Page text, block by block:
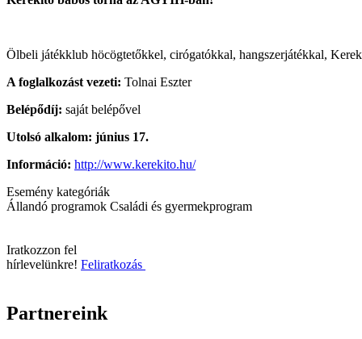
Ölbeli játékklub höcögtetőkkel, cirógatókkal, hangszerjátékkal,
A foglalkozást vezeti: Tolnai Eszter
Belépődíj: saját belépővel
Utolsó alkalom: június 17.
Információ: http://www.kerekito.hu/
Esemény kategóriák
Állandó programok Családi és gyermekprogram
Iratkozzon fel
hírlevelünkre! Feliratkozás
Partnereink